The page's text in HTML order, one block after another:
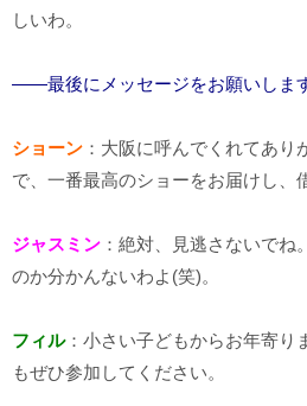
しいわ。
――最後にメッセージをお願いしま
ショーン ：大阪に呼んでくれてあ
で、一番最高のショーをお届けし、
ジャスミン ：絶対、見逃さないでね
のか分かんないわよ(笑)。
フィル：小さい子どもからお年寄り
もぜひ参加してください。